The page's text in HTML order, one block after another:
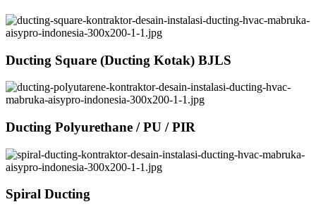
Ducting Square (Ducting Kotak) BJLS
Ducting Polyurethane / PU / PIR
Spiral Ducting